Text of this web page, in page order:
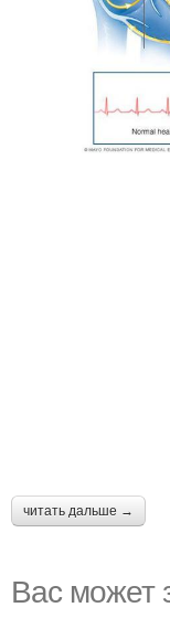
читать дальше →
Вас может